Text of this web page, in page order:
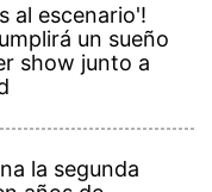
al escenario'!
un sueño
show junto a
la segunda